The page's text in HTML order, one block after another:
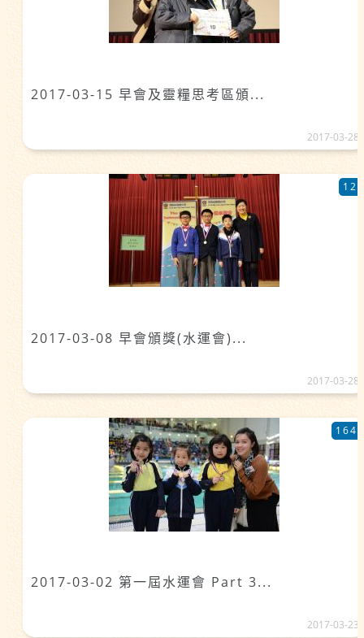
2017-03-15 早會及靈糧思考區頒...
2017-03-28
2017-03-08 早會頒獎(水運會)...
12
2017-03-28
2017-03-02 第一屆水運會 Part 3...
164
2017-03-23